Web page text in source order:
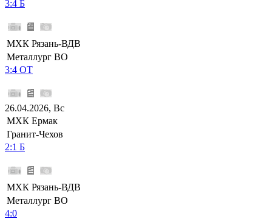
3:4 Б
МХК Рязань-ВДВ
Металлург ВО
3:4 ОТ
26.04.2026, Вс
МХК Ермак
Гранит-Чехов
2:1 Б
МХК Рязань-ВДВ
Металлург ВО
4:0